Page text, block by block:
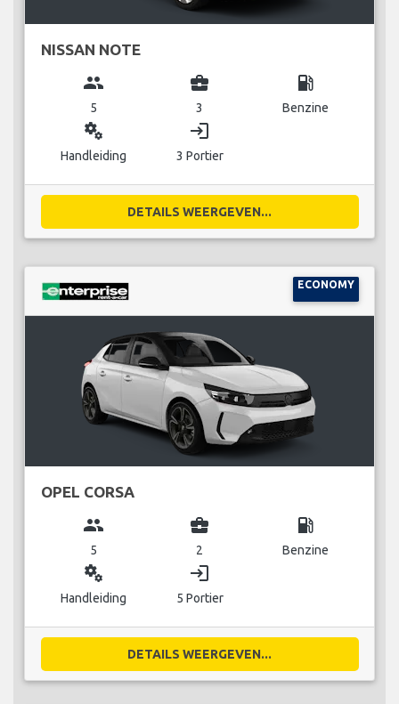
NISSAN NOTE
group
5
business_center
3
local_gas_station
Benzine
miscellaneous_services
Handleiding
login
3 Portier
DETAILS WEERGEVEN...
ECONOMY
OPEL CORSA
group
5
business_center
2
local_gas_station
Benzine
miscellaneous_services
Handleiding
login
5 Portier
DETAILS WEERGEVEN...